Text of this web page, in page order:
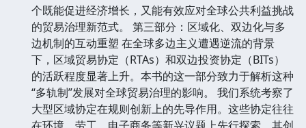
个既能促进经济增长，又能有效应对全球公共利益挑战
的贸易治理新范式。 第三部分：区域化、双边化与多
边机制的互动重塑 在全球多边主义遭遇逆流的背景
下，区域贸易协定（RTAs）和双边投资协定（BITs）
的活跃程度显著上升。本书的这一部分致力于解析这种
“多轨制”发展对全球贸易治理的影响。 我们系统考察了
大型区域协定在规则创新上的先导作用。这些协定往往